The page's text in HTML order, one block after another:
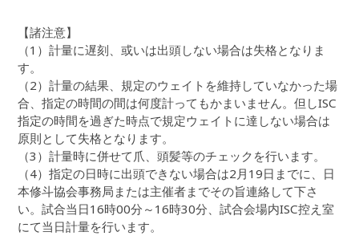
【諸注意】
（1）計量に遅刻、或いは出頭しない場合は失格となりま
す。
（2）計量の結果、規定のウェイトを維持していなかった場
合、指定の時間の間は何度計ってもかまいません。但しISC
指定の時間を過ぎた時点で規定ウェイトに達しない場合は
原則として失格となります。
（3）計量時に併せて爪、頭髪等のチェックを行います。
（4）指定の日時に出頭できない場合は2月19日までに、日
本修斗協会事務局または主催者までその旨連絡して下さ
い。試合当日16時00分～16時30分、試合会場内ISC控え室
にて当日計量を行います。